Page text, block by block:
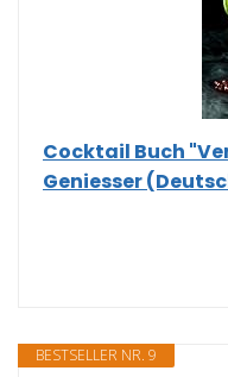
Cocktail Buch
Geniesser
BESTSELLER NR. 9